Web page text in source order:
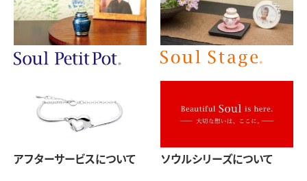
アフターサービスについて ソウルシリーズについて